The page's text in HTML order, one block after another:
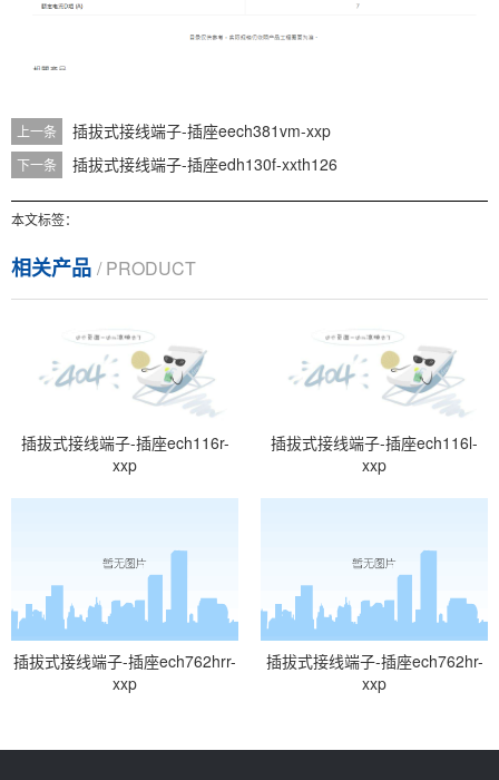
上一条 插拔式接线端子-插座eech381vm-xxp
下一条 插拔式接线端子-插座edh130f-xxth126
本文标签：
相关产品 / PRODUCT
插拔式接线端子-插座ech116r-
xxp
插拔式接线端子-插座ech116l-
xxp
插拔式接线端子-插座ech762hrr-
xxp
插拔式接线端子-插座ech762hr-
xxp